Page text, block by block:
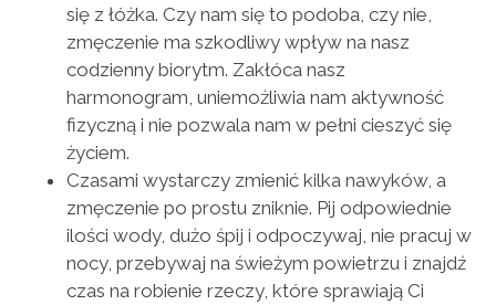
się z łóżka. Czy nam się to podoba, czy nie,
zmęczenie ma szkodliwy wpływ na nasz
codzienny biorytm. Zakłóca nasz
harmonogram, uniemożliwia nam aktywność
fizyczną i nie pozwala nam w pełni cieszyć się
życiem.
Czasami wystarczy zmienić kilka nawyków, a
zmęczenie po prostu zniknie. Pij odpowiednie
ilości wody, dużo śpij i odpoczywaj, nie pracuj w
nocy, przebywaj na świeżym powietrzu i znajdź
czas na robienie rzeczy, które sprawiają Ci